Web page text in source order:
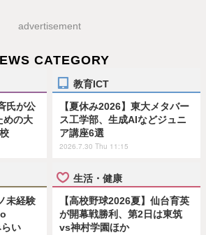
advertisement
CATEGORY
氏が公
めの大
教育ICT
【夏休み2026】東大メタバー
ス工学部、生成AIなどジュニ
ア講座6選
2026.7.30 Thu 11:15
未経験
い
生活・健康
【高校野球2026夏】仙台育英
が開幕戦勝利、第2日は東筑
vs神村学園ほか